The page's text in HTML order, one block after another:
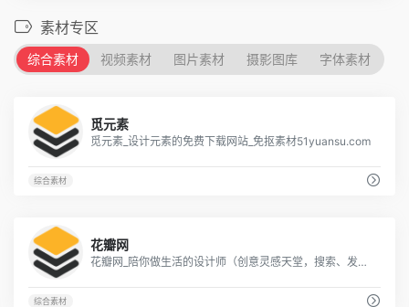
素材专区
综合素材 视频素材 图片素材 摄影图库 字体素材
觅元素
觅元素_设计元素的免费下载网站_免抠素材51yuansu.com
综合素材
花瓣网
花瓣网_陪你做生活的设计师（创意灵感天堂，搜索、发现设计灵感、设计素材）
综合素材